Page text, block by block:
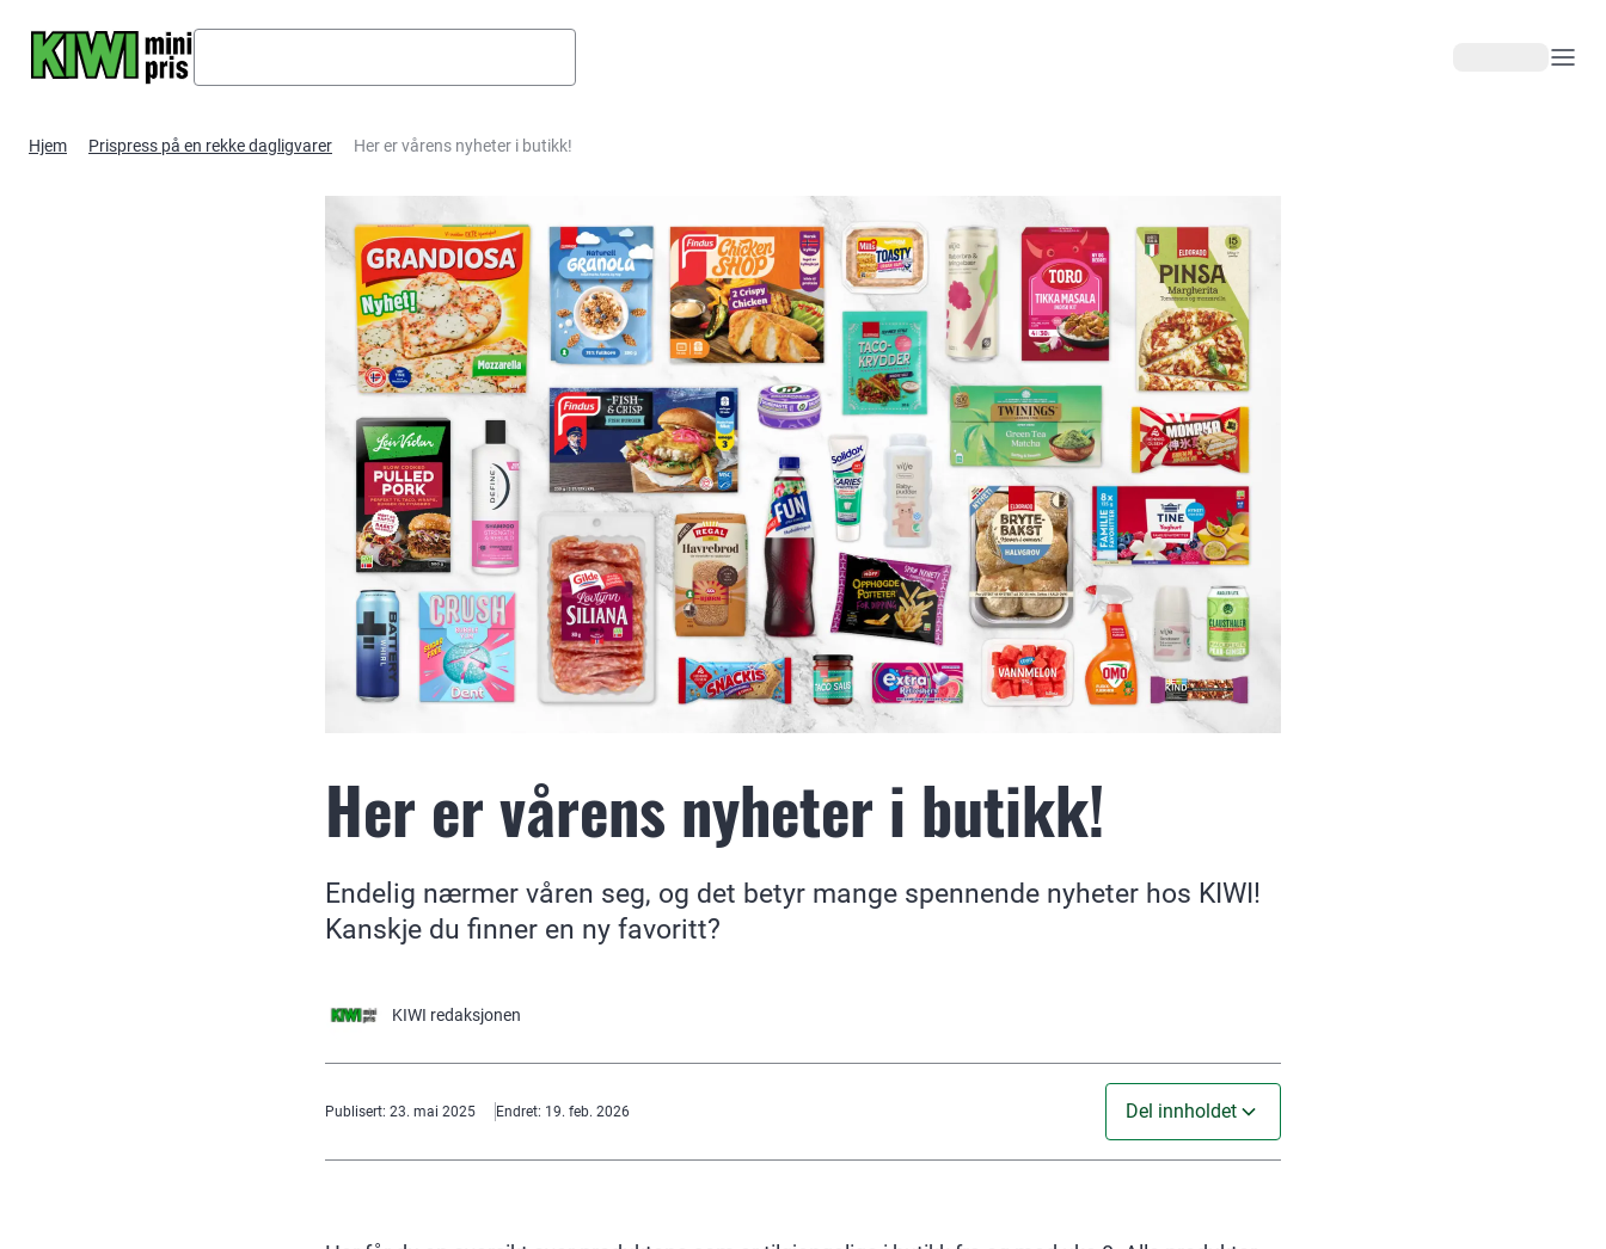
Hjem Prispress på en rekke dagligvarer Her er vårens nyheter i butikk!
Her er vårens nyheter i butikk!
Endelig nærmer våren seg, og det betyr mange spennende nyheter hos KIWI!
Kanskje du finner en ny favoritt?
KIWI redaksjonen
Publisert: 23. mai 2025 Endret: 19. feb. 2026 Del innholdet